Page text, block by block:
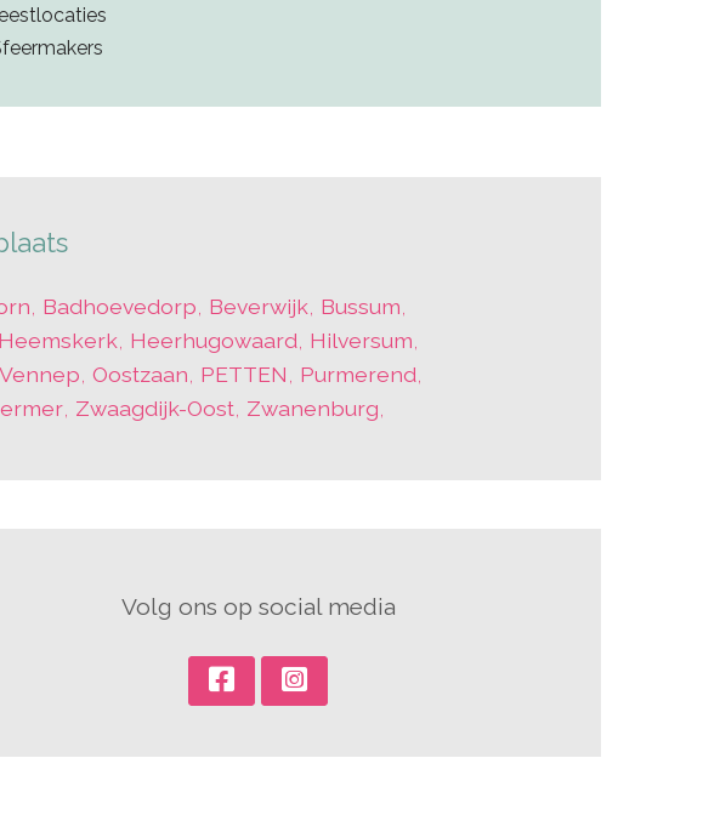
, Badhoevedorp, Beverwijk, Bussum,
Heemskerk, Heerhugowaard, Hilversum,
,Oostzaan, PETTEN, Purmerend,
, Zwaagdijk-Oost, Zwanenburg,
Volg ons op social media